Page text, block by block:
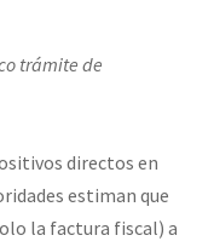
trámite de
directos en
estiman que
la factura fiscal) a